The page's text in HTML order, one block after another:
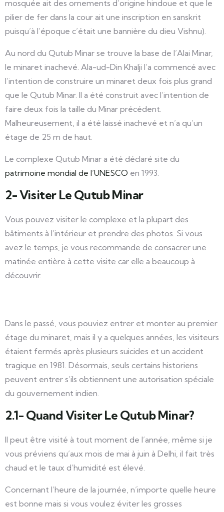
mosquée ait des ornements d’origine hindoue et que le
pilier de fer dans la cour ait une inscription en sanskrit
puisqu’à l’époque c’était une bannière du dieu Vishnu).
Au nord du Qutub Minar se trouve la base de l’Alai Minar,
le minaret inachevé. Ala-ud-Din Khalji l’a commencé avec
l’intention de construire un minaret deux fois plus grand
que le Qutub Minar. Il a été construit avec l’intention de
faire deux fois la taille du Minar précédent.
Malheureusement, il a été laissé inachevé et n’a qu’un
étage de 25 m de haut.
Le complexe Qutub Minar a été déclaré site du
patrimoine mondial de l’UNESCO en 1993.
2- Visiter Le Qutub Minar
Vous pouvez visiter le complexe et la plupart des
bâtiments à l’intérieur et prendre des photos. Si vous
avez le temps, je vous recommande de consacrer une
matinée entière à cette visite car elle a beaucoup à
découvrir.
Dans le passé, vous pouviez entrer et monter au premier
étage du minaret, mais il y a quelques années, les visiteurs
étaient fermés après plusieurs suicides et un accident
tragique en 1981. Désormais, seuls certains historiens
peuvent entrer s’ils obtiennent une autorisation spéciale
du gouvernement indien.
2.1- Quand Visiter Le Qutub Minar?
Il peut être visité à tout moment de l’année, même si je
vous préviens qu’aux mois de mai à juin à Delhi, il fait très
chaud et le taux d’humidité est élevé.
Concernant l’heure de la journée, n’importe quelle heure
est bonne mais si vous voulez éviter les grosses